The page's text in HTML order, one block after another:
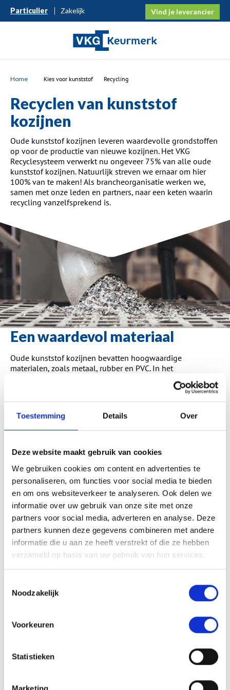
Toestemming Details Over
Deze website maakt gebruik van cookies
We gebruiken cookies om content en advertenties te
personaliseren, om functies voor social media te bieden
en om ons websiteverkeer te analyseren. Ook delen we
informatie over uw gebruik van onze site met onze
partners voor social media, adverteren en analyse. Deze
partners kunnen deze gegevens combineren met andere
informatie die u aan ze heeft verstrekt of die ze hebben
verzameld op basis van uw gebruik van hun services.
Noodzakelijk
Voorkeuren
Statistieken
Particulier Zakelijk Vind je leverancier
Home Kies voor kunststof Recycling
Recyclen van kunststof
kozijnen
Oude kunststof kozijnen leveren waardevolle grondstoffen
op voor de productie van nieuwe kozijnen. Het VKG
Recyclesysteem verwerkt nu ongeveer 75% van alle oude
kunststof kozijnen. Natuurlijk streven we ernaar om hier
100% van te maken! Als brancheorganisatie werken we,
samen met onze leden en partners, naar een keten waarin
recycling vanzelfsprekend is.
Een waardevol materiaal
Oude kunststof kozijnen bevatten hoogwaardige
materialen, zoals metaal, rubber en PVC. In het
recycleproces wordt het kunststof fijngemaakt tot een
schone PVC-korrel; de basis voor nieuwe kozijnen. Het
mooiste van dit proces is dat het tot wel tien keer herhaald
veel levens kan leiden en dus een milieubewuste keuze is.
VKG Recyclesysteem
Als bracheorganisatie werken we met leden en partners aan
innovatie en verduurzaming. De recycling van kunststof
kozijnen is onderdeel van het VKG Keurmerk, alle
keurmerkbedrijven werken hieraan mee.
Ons recyclesysteem werkt heel simpel: Lever je oude
kunststof kozijnen, zonder glas en andere elementen zoals
hang- en sluitwerk, in bij een kozijnenfabrikant die lid is
. Neem wel eerst even contact op met de fabrikant.
Je draagt hiermee direct bij aan vermindering van gebruik
van nieuwe materialen voor de productie van kunststof
nieuwe kunststof kozijnen.
Inleveren in grote getalen